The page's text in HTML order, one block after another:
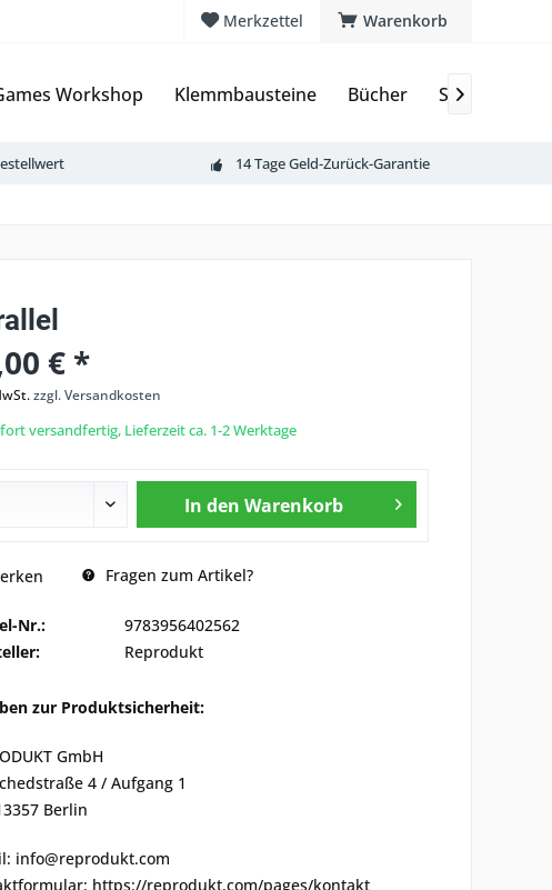
Warenkorb
Merkzettel
Workshop Klemmbausteine Bücher 
14 Tage Geld-Zurück-Garantie
€ *
zzgl. Versandkosten
versandfertig, Lieferzeit ca. 1-2 Werktage
In den Warenkorb
Fragen zum Artikel?
Nr.:
9783956402562
Reprodukt
zur Produktsicherheit:
GmbH
4 / Aufgang 1
Berlin
info@reprodukt.com
https://reprodukt.com/pages/kontakt